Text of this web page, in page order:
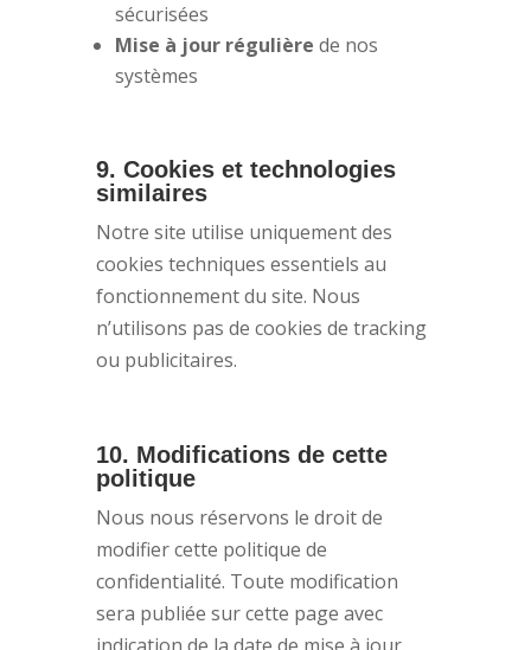
sécurisées
Mise à jour régulière de nos
systèmes
9. Cookies et technologies
similaires
Notre site utilise uniquement des
cookies techniques essentiels au
fonctionnement du site. Nous
n’utilisons pas de cookies de tracking
ou publicitaires.
10. Modifications de cette
politique
Nous nous réservons le droit de
modifier cette politique de
confidentialité. Toute modification
sera publiée sur cette page avec